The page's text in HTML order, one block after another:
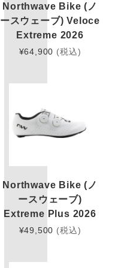
Northwave Bike (ノ
ースウェーブ) Veloce
Extreme 2026
¥64,900 (税込)
Northwave Bike (ノ
ースウェーブ)
Extreme Plus 2026
¥49,500 (税込)